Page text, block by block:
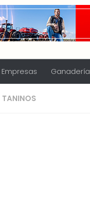
Empresas Ganadería
TANINOS